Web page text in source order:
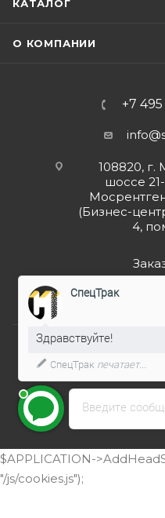
КАТАЛОГ
О КОМПАНИИ
+7
108820, г.
шоссе
(Бизнес-
4,
$APPLICATION-
"/js/cookies.js");
Введите
СпецТрак
Здравствуйте!
СпецТрак печатает...